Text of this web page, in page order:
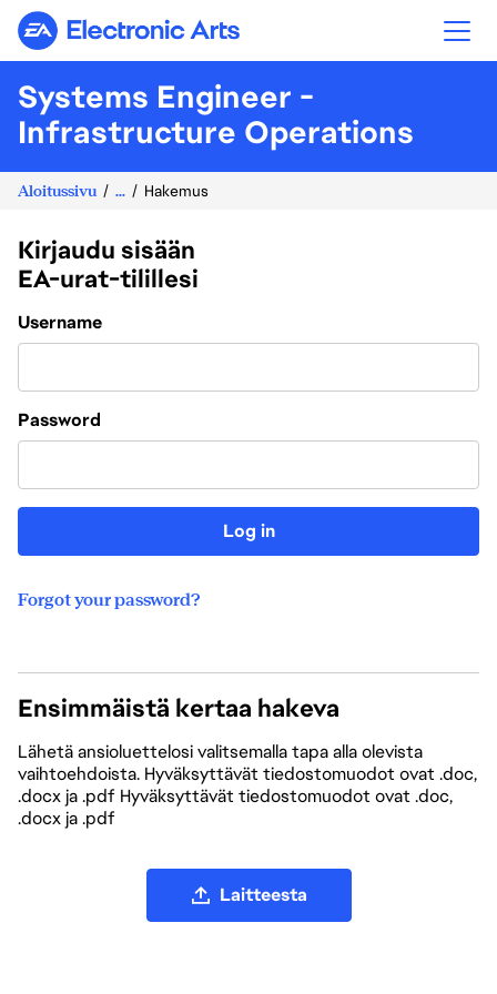
Electronic Arts
Systems Engineer -
Infrastructure Operations
Aloitussivu ... Hakemus
Kirjaudu sisään
EA-urat-tilillesi
Login
Username
Password
Log in
Forgot your password?
Ensimmäistä kertaa hakeva
Lähetä ansioluettelosi valitsemalla tapa alla olevista
vaihtoehdoista. Hyväksyttävät tiedostomuodot ovat .doc,
.docx ja .pdf Hyväksyttävät tiedostomuodot ovat .doc,
.docx ja .pdf
Laitteesta
Lataa ansioluettelotiedosto palvelimeen